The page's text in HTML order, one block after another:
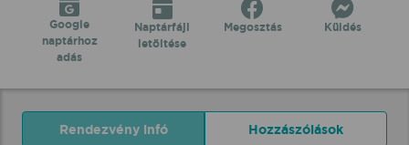
Google
naptárhoz
adás
Naptárfájl
letöltése
Megosztás Küldés
Rendezvény infó Hozzászólások